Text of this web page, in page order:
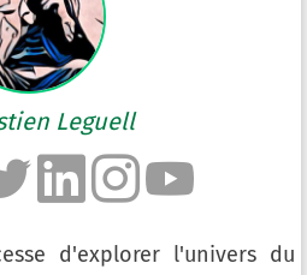
Leguell
d'explorer l'univers du